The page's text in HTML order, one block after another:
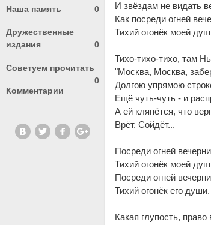
Наша память 0
Дружественные
издания
0
Советуем прочитать
0
Комментарии
И звёздам не видать
Как посреди огней
Тихий огонёк моей
Тихо-тихо-тихо, там
"Москва, Москва,
Долгою упрямою
Ещё чуть-чуть - и
А ей клянётся, что
Врёт. Сойдёт...
Посреди огней
Тихий огонёк моей
Посреди огней
Тихий огонёк его души.
Какая глупость, право